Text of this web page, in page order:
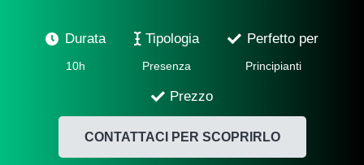
Durata
10h
Tipologia
Presenza
Perfetto per
Principianti
Prezzo
CONTATTACI PER SCOPRIRLO